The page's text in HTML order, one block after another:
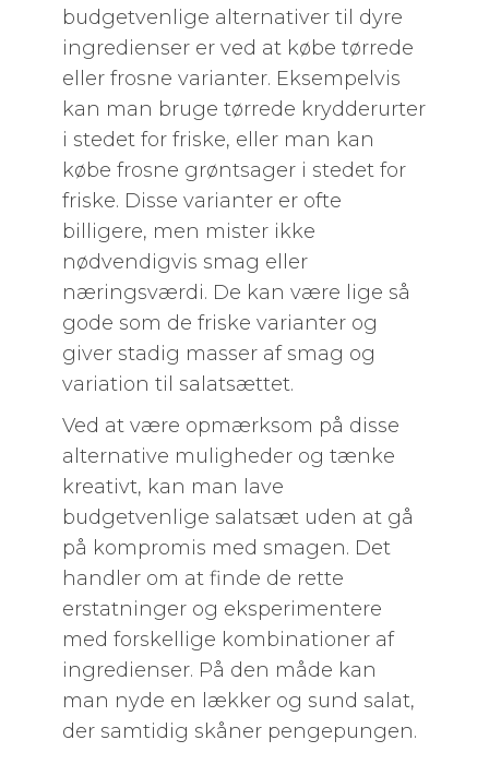
budgetvenlige alternativer til dyre
ingredienser er ved at købe tørrede
eller frosne varianter. Eksempelvis
kan man bruge tørrede krydderurter
i stedet for friske, eller man kan
købe frosne grøntsager i stedet for
friske. Disse varianter er ofte
billigere, men mister ikke
nødvendigvis smag eller
næringsværdi. De kan være lige så
gode som de friske varianter og
giver stadig masser af smag og
variation til salatsættet.
Ved at være opmærksom på disse
alternative muligheder og tænke
kreativt, kan man lave
budgetvenlige salatsæt uden at gå
på kompromis med smagen. Det
handler om at finde de rette
erstatninger og eksperimentere
med forskellige kombinationer af
ingredienser. På den måde kan
man nyde en lækker og sund salat,
der samtidig skåner pengepungen.